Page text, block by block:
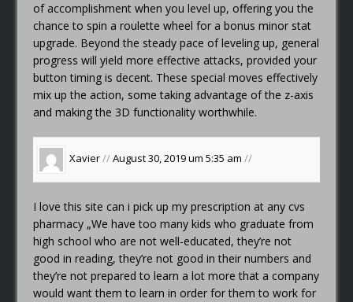
of accomplishment when you level up, offering you the
chance to spin a roulette wheel for a bonus minor stat
upgrade. Beyond the steady pace of leveling up, general
progress will yield more effective attacks, provided your
button timing is decent. These special moves effectively
mix up the action, some taking advantage of the z-axis
and making the 3D functionality worthwhile.
Xavier//August 30, 2019 um 5:35 am//
I love this sitecan i pick up my prescription at any cvs
pharmacy „We have too many kids who graduate from
high school who are not well-educated, they’re not
good in reading, they’re not good in their numbers and
they’re not prepared to learn a lot more that a company
would want them to learn in order for them to work for